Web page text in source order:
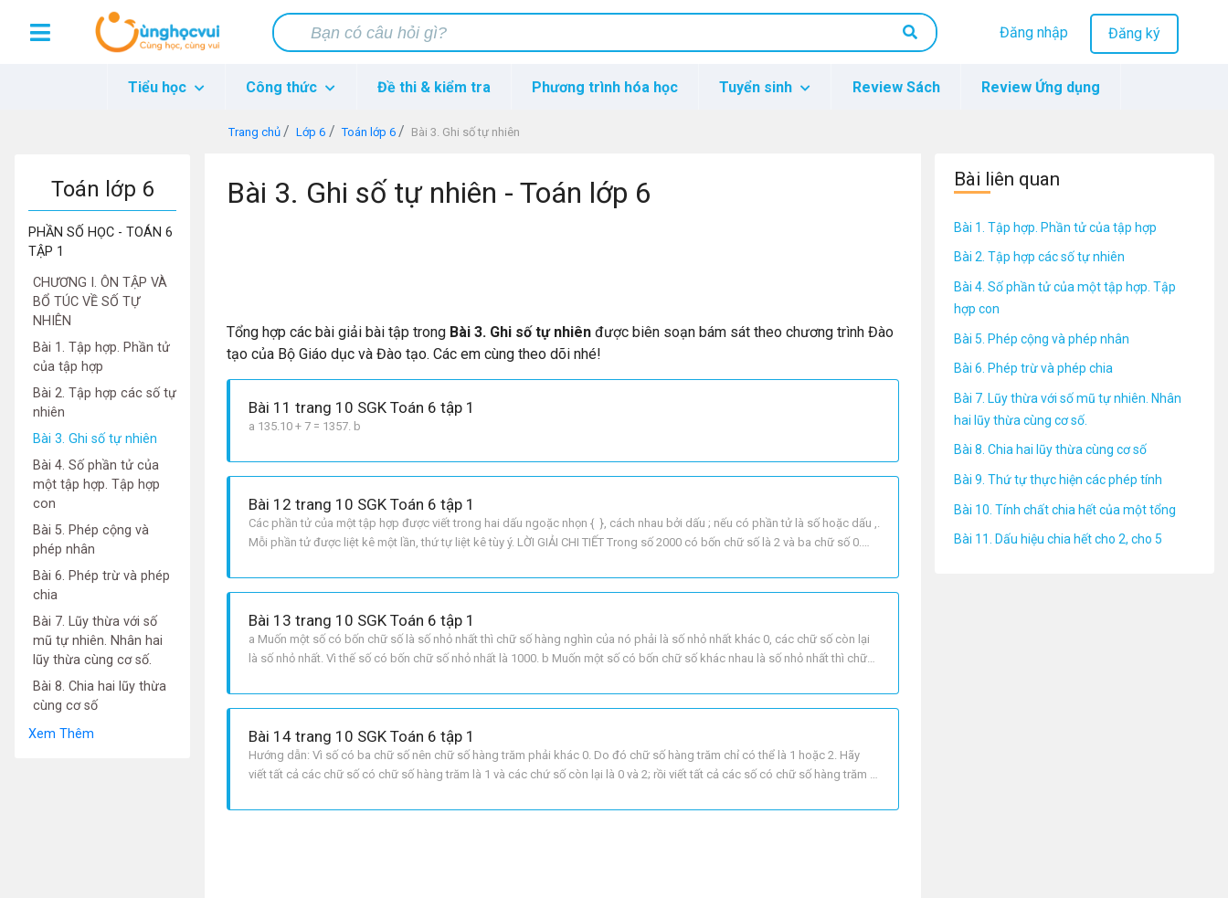
Đăng nhập Đăng ký
Tiểu học Công thức Đề thi & kiểm tra Phương trình hóa học Tuyển sinh Review Sách Review Ứng dụng
Trang chủ Lớp 6 Toán lớp 6 Bài 3. Ghi số tự nhiên
Toán lớp 6
PHẦN SỐ HỌC - TOÁN 6
TẬP 1
CHƯƠNG I. ÔN TẬP VÀ
BỔ TÚC VỀ SỐ TỰ
NHIÊN
Bài 1. Tập hợp. Phần tử
của tập hợp
Bài 2. Tập hợp các số tự
nhiên
Bài 3. Ghi số tự nhiên
Bài 4. Số phần tử của
một tập hợp. Tập hợp
con
Bài 5. Phép cộng và
phép nhân
Bài 6. Phép trừ và phép
chia
Bài 7. Lũy thừa với số
mũ tự nhiên. Nhân hai
lũy thừa cùng cơ số.
Bài 8. Chia hai lũy thừa
cùng cơ số
Xem Thêm
Bài 3. Ghi số tự nhiên - Toán lớp 6
Tổng hợp các bài giải bài tập trong Bài 3. Ghi số tự nhiên được biên soạn bám sát theo chương trình Đào
tạo của Bộ Giáo dục và Đào tạo. Các em cùng theo dõi nhé!
Bài 11 trang 10 SGK Toán 6 tập 1
a 135.10 + 7 = 1357. b
Bài 12 trang 10 SGK Toán 6 tập 1
Các phần tử của một tập hợp được viết trong hai dấu ngoặc nhọn { }, cách nhau bởi dấu ; nếu có phần tử là số hoặc dấu ,.
Mỗi phần tử được liệt kê một lần, thứ tự liệt kê tùy ý. LỜI GIẢI CHI TIẾT Trong số 2000 có bốn chữ số là 2 và ba chữ số 0.
Bài 13 trang 10 SGK Toán 6 tập 1
a Muốn một số có bốn chữ số là số nhỏ nhất thì chữ số hàng nghìn của nó phải là số nhỏ nhất khác 0, các chữ số còn lại
là số nhỏ nhất. Vì thế số có bốn chữ số nhỏ nhất là 1000. b Muốn một số có bốn chữ số khác nhau là số nhỏ nhất thì chữ
Bài 14 trang 10 SGK Toán 6 tập 1
Hướng dẫn: Vì số có ba chữ số nên chữ số hàng trăm phải khác 0. Do đó chữ số hàng trăm chỉ có thể là 1 hoặc 2. Hãy
viết tất cả các chữ số có chữ số hàng trăm là 1 và các chứ số còn lại là 0 và 2; rồi viết tất cả các số có chữ số hàng trăm là
Bài liên quan
Bài 1. Tập hợp. Phần tử của tập hợp
Bài 2. Tập hợp các số tự nhiên
Bài 4. Số phần tử của một tập hợp. Tập
hợp con
Bài 5. Phép cộng và phép nhân
Bài 6. Phép trừ và phép chia
Bài 7. Lũy thừa với số mũ tự nhiên. Nhân
hai lũy thừa cùng cơ số.
Bài 8. Chia hai lũy thừa cùng cơ số
Bài 9. Thứ tự thực hiện các phép tính
Bài 10. Tính chất chia hết của một tổng
Bài 11. Dấu hiệu chia hết cho 2, cho 5